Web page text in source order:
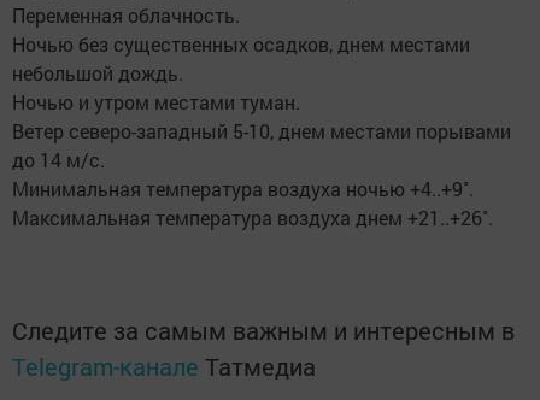
Переменная облачность.
Ночью без существенных осадков, днем местами
небольшой дождь.
Ночью и утром местами туман.
Ветер северо-западный 5-10, днем местами порывами
до 14 м/с.
Минимальная температура воздуха ночью +4..+9˚.
Максимальная температура воздуха днем +21..+26˚.
Следите за самым важным и интересным в
Telegram-канале Татмедиа